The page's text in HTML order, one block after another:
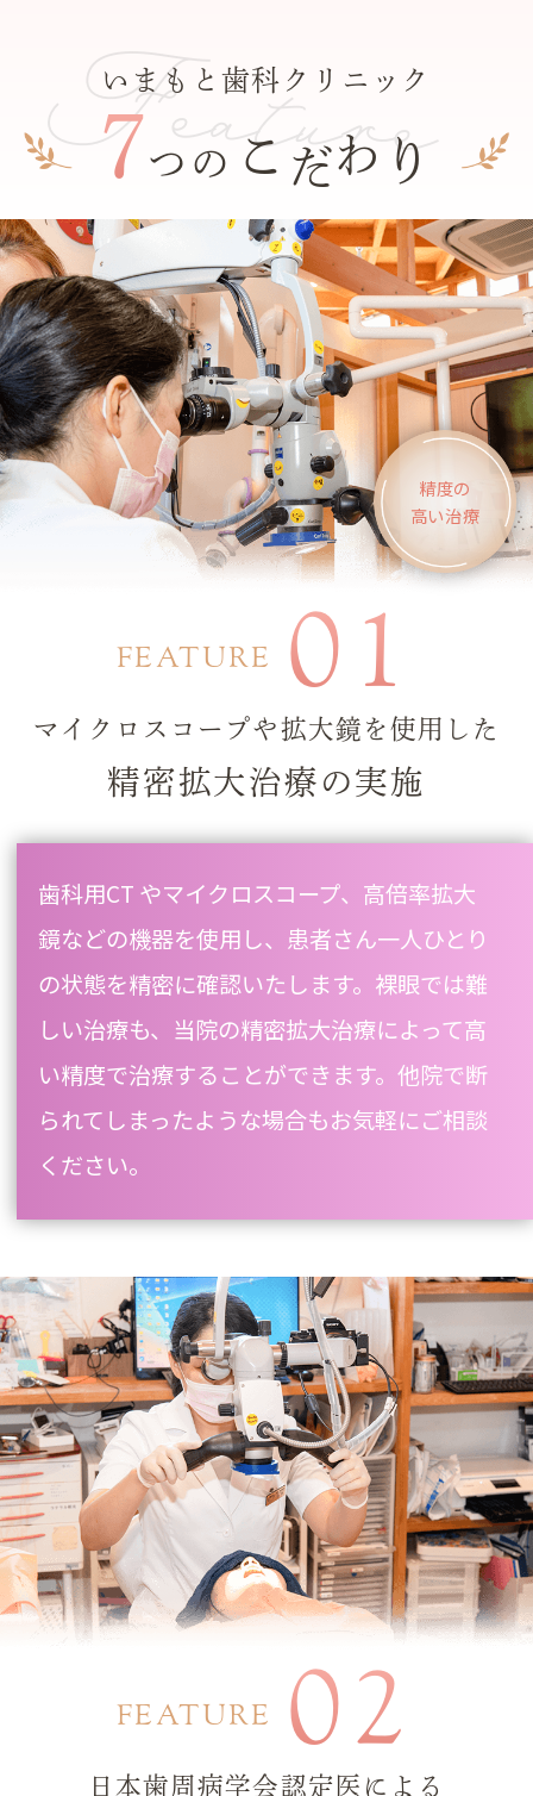
いまもと歯科クリニック
7つの こだわ り
Feature
精度の
高い治療
FEATURE 01
マイクロスコープや拡大鏡を使用した
精密拡大治療の実施
歯科用CT やマイクロスコープ、高倍率拡大
鏡などの機器を使用し、患者さん一人ひとり
の状態を精密に確認いたします。裸眼では難
しい治療も、当院の精密拡大治療によって高
い精度で治療することができます。他院で断
られてしまったような場合もお気軽にご相談
ください。
FEATURE 02
日本歯周病学会認定医による